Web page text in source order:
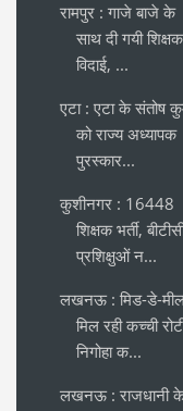
रामपुर : गाजे बाजे के
साथ दी गयी
विदाई, ...
एटा : एटा के संतोष
को राज्य अध्यापक
पुरस्कार...
कुशीनगर : 16448
शिक्षक भर्ती,
प्रशिक्षुओं न...
लखनऊ : मिड-डे-
मिल रही कच्ची
निगोहा क...
लखनऊ : राजधानी